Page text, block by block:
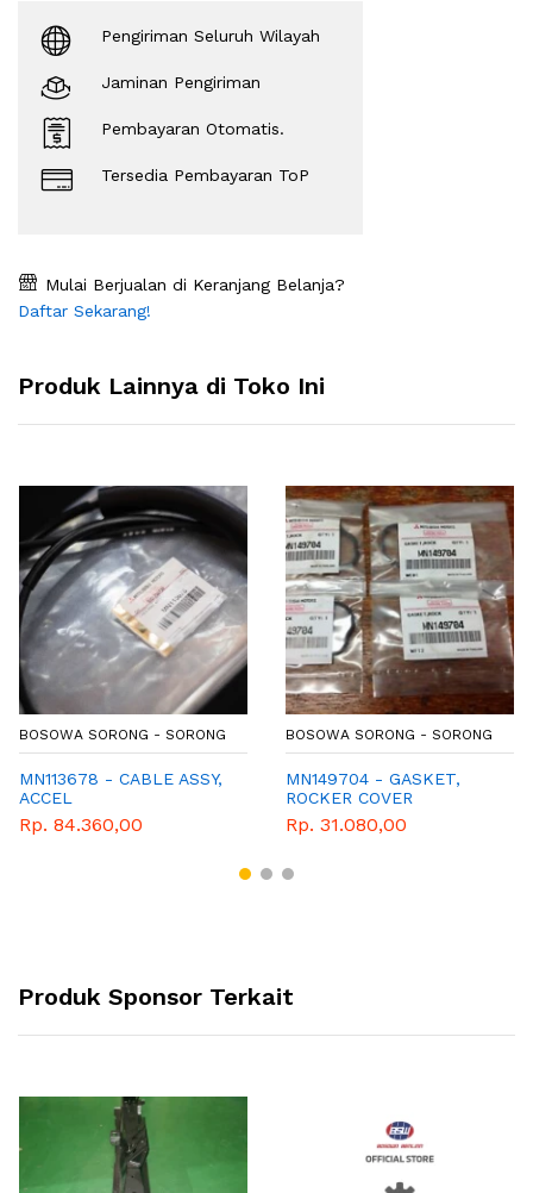
Pengiriman Seluruh Wilayah
Jaminan Pengiriman
Pembayaran Otomatis.
Tersedia Pembayaran ToP
Mulai Berjualan di Keranjang Belanja?
Daftar Sekarang!
Produk Lainnya di Toko Ini
BOSOWA SORONG - SORONG
MN113678 - CABLE ASSY,
ACCEL
Rp. 84.360,00
BOSOWA SORONG - SORONG
MN149704 - GASKET,
ROCKER COVER
Rp. 31.080,00
Produk Sponsor Terkait